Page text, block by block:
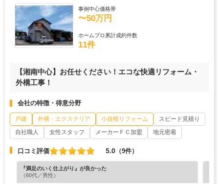
事例中心価格帯
〜50万円
ホームプロ累計成約件数
11件
【湘南中心】お任せください！エコな快適リフォーム・
外構工事！
会社の特徴・得意分野
戸建 外構・エクステリア 小規模リフォーム
スピード見積り
自社職人
女性スタッフ メーカーＦＣ加盟 地元密着
口コミ評価 5.0 （9件）
『満足のいく仕上がり』が良かった
（60代／男性）